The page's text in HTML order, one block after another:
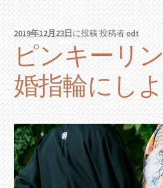
へ
ス
キ
ッ
プ
キ
ッ
プ
2019年12月23日に投稿投稿者edt
ピンキーリ
婚指輪にし